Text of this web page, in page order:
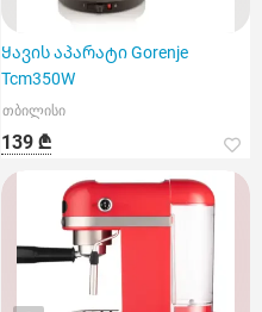
Ყავის აპარატი Gorenje
Tcm350W
თბილისი
139 ₾